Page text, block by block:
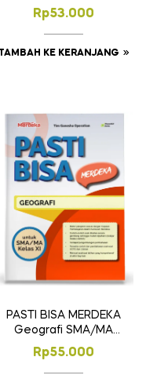
Kelas XI
Rp53.000
TAMBAH KE KERANJANG
PASTI BISA MERDEKA
Geografi SMA/MA
Kelas XI
Rp55.000